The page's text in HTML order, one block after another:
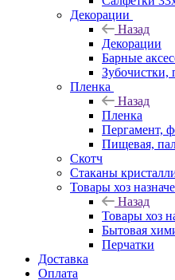
Декорации
Назад
Декорации
Барные
Зубочистки,
Пленка
Назад
Пленка
Пергамент,
Пищевая,
Скотч
Стаканы
Товары хоз
Назад
Товары хоз
Бытовая
Перчатки
Доставка
Оплата